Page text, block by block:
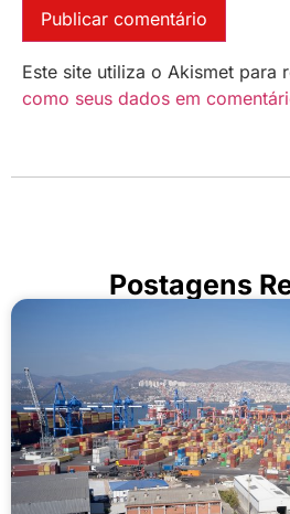
Este site utiliza o Akismet para
como seus dados em
Postagens